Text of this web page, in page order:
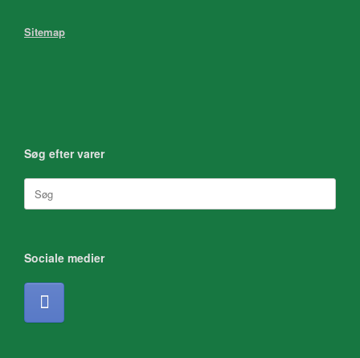
Sitemap
Søg efter varer
efter:
Sociale medier